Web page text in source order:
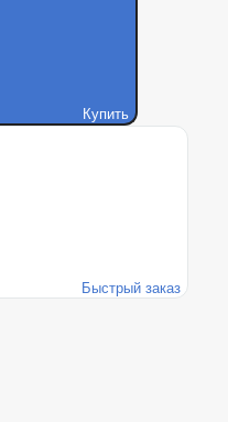
Купить
Быстрый заказ